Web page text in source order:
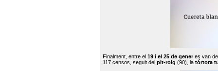
Finalment, entre el 19 i el 25 de generes van
117 censos, seguit del pit-roig (90), la tórtora